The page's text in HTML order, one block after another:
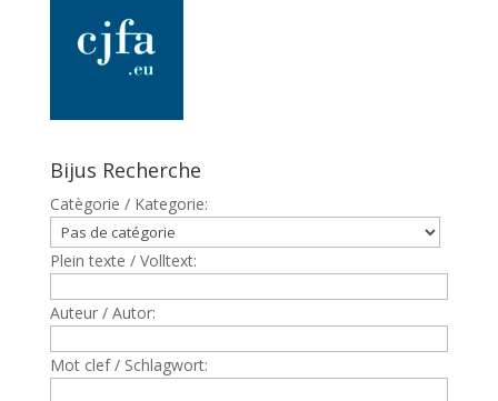
Bijus Recherche
Catègorie / Kategorie:
Plein texte / Volltext:
Auteur / Autor:
Mot clef / Schlagwort: